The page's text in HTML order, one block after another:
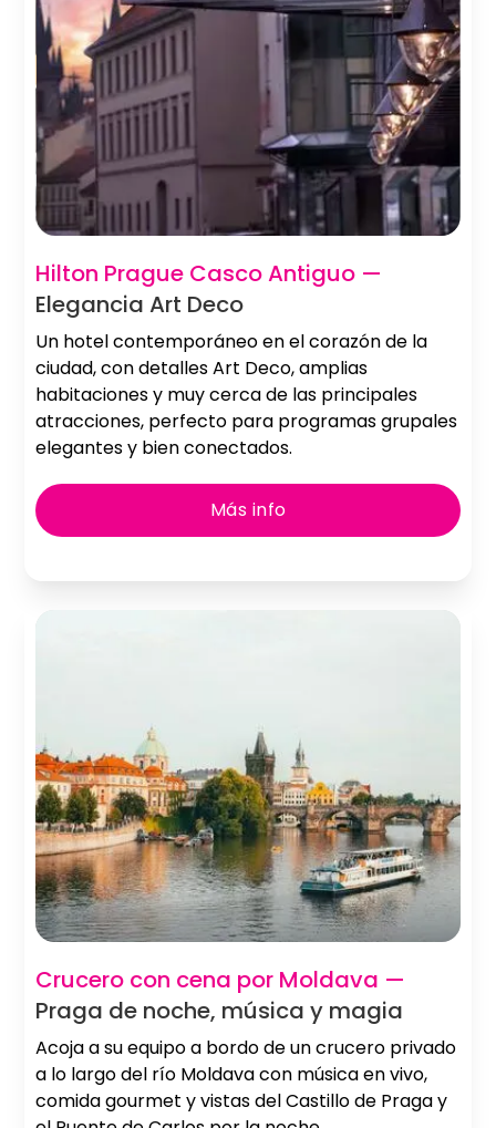
Hilton Prague Casco Antiguo —
Elegancia Art Deco
Un hotel contemporáneo en el corazón de la
ciudad, con detalles Art Deco, amplias
habitaciones y muy cerca de las principales
atracciones, perfecto para programas grupales
elegantes y bien conectados.
Más info
Crucero con cena por Moldava —
Praga de noche, música y magia
Acoja a su equipo a bordo de un crucero privado
a lo largo del río Moldava con música en vivo,
comida gourmet y vistas del Castillo de Praga y